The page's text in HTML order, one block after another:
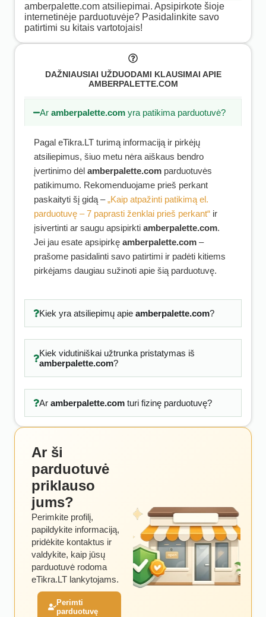
amberpalette.com atsiliepimai. Apsipirkote šioje
internetinėje parduotuvėje? Pasidalinkite savo
patirtimi su kitais vartotojais!
DAŽNIAUSIAI UŽDUODAMI KLAUSIMAI APIE
AMBERPALETTE.COM
Aramberpalette.com yra patikima parduotuvė?
Pagal eTikra.LT turimą informaciją ir pirkėjų
atsiliepimus, šiuo metu nėra aiškaus bendro
įvertinimo dėl amberpalette.com parduotuvės
patikimumo. Rekomenduojame prieš perkant
paskaityti šį gidą –„Kaip atpažinti patikimą el.
parduotuvę – 7 paprasti ženklai prieš perkant“ ir
įsivertinti ar saugu apsipirkti amberpalette.com.
Jei jau esate apsipirkę amberpalette.com –
prašome pasidalinti savo patirtimi ir padėti kitiems
pirkėjams daugiau sužinoti apie šią parduotuvę.
Kiek yra atsiliepimų apie amberpalette.com?
Kiek vidutiniškai užtrunka pristatymas iš
amberpalette.com?
Ar amberpalette.comturi fizinę parduotuvę?
Ar ši
parduotuvė
priklauso
jums?
Perimkite profilį,
papildykite informaciją,
pridėkite kontaktus ir
valdykite, kaip jūsų
parduotuvė rodoma
eTikra.LT lankytojams.
Perimti
parduotuvę